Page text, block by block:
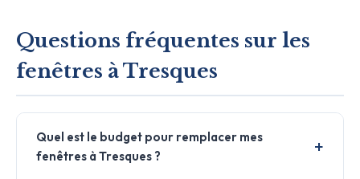
Questions fréquentes sur les
fenêtres à Tresques
Quel est le budget pour remplacer mes
fenêtres à Tresques ?